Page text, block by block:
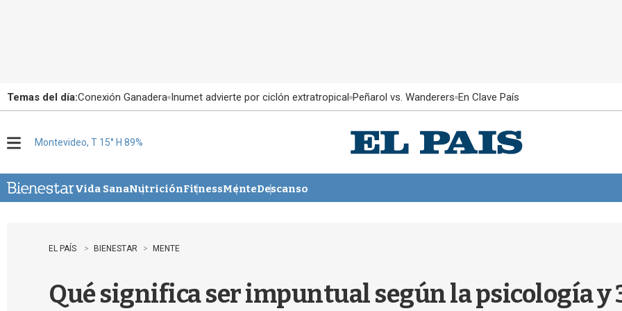
Temas del día:Conexión Ganadera Inumet advierte por ciclón extratropical Peñarol vs. Wanderers En Clave País
u
Montevideo, T 15° H 89%
Vida SanaNutriciónFitnessMenteDescanso
EL PAÍS BIENESTAR MENTE
Qué significa ser impuntual según la psicología y